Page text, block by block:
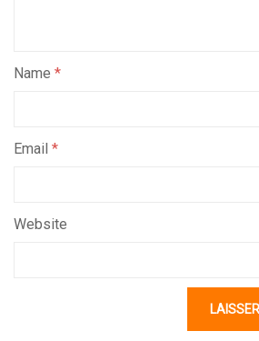
Name *
Email *
Website